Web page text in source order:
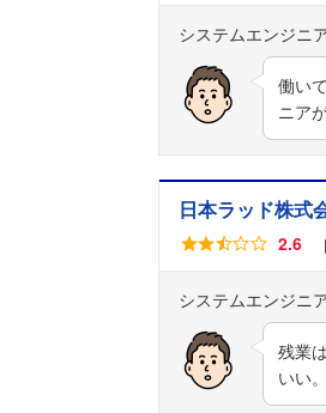
システムエンジニ
働い
ニア
日本ラッド株式
2.6
システムエンジニ
残業
いい